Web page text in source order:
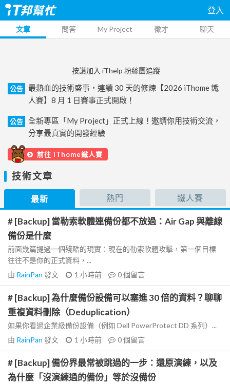
登入
文章 問答 My Project 徵才 聊天
按讚加入 iThelp 粉絲團追蹤
公告
最熱血的技術盛事，連續 30 天的修煉【2026 iThome 鐵
人賽】8 月 1 日賽事正式開啟！
公告
全新專區「My Project」正式上線！邀請你用技術交流，
分享最真實的開發經驗
前往 iThome鐵人賽
技術文章
最新 熱門 鐵人賽
# [Backup] 當勒索軟體連備份都不放過：Air Gap 與離線
備份是什麼
前面幾篇提過一個殘酷的現實：現在的勒索軟體攻擊，第一個目標
往往不是你的正式資料，...
由 RainPan 發文 1 小時前 0個留言
# [Backup] 為什麼備份設備可以塞進 30 倍的資料？聊聊
重複資料刪除（Deduplication）
如果你看過企業級備份設備（例如 Dell PowerProtect DD 系列）...
由 RainPan 發文 1 小時前 0個留言
# [Backup] 備份界最常被跳過的一步：還原演練，以及
為什麼「沒演練過的備份」等於沒備份